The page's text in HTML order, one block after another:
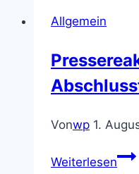
Allgemein
Vonwp 1.
Weiterlesen